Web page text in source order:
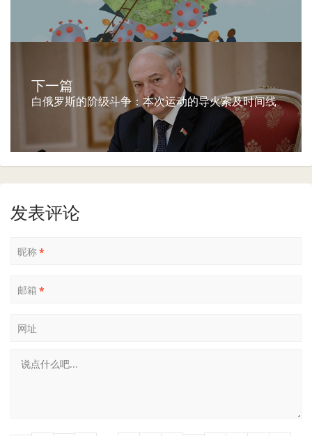
下一篇
白俄罗斯的阶级斗争：本次运动的导火索及时间线
发表评论
昵称*
邮箱 *
网址